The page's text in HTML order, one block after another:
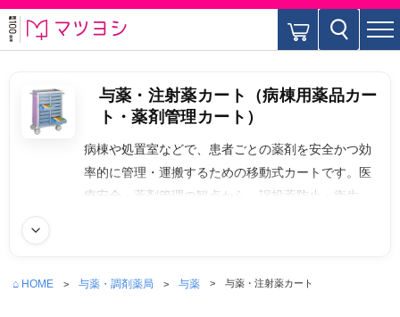
与薬・注射薬カート（病棟用薬品カー
ト・薬剤管理カート）
病棟や処置室などで、患者ごとの薬剤を安全かつ効
率的に管理・運搬するための移動式カートです。医
療安全・薬剤管理の観点から、誤投薬防止・衛生保
するトレータイプや投薬時間ごとに独立したコマタ
続きを読む
⌂ HOME 与薬・調剤薬局 与薬 与薬・注射薬カート